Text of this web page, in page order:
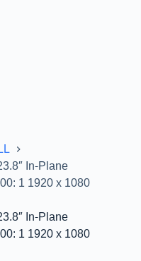
In-Plane
1 1920 x 1080
In-Plane
1 1920 x 1080